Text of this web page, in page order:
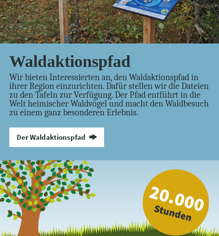
Waldaktionspfad
Wir bieten Interessierten an, den Waldaktionspfad in
ihrer Region einzurichten. Dafür stellen wir die Dateien
zu den Tafeln zur Verfügung. Der Pfad entführt in die
Welt heimischer Waldvögel und macht den Waldbesuch
zu einem ganz besonderen Erlebnis.
Der Waldaktionspfad